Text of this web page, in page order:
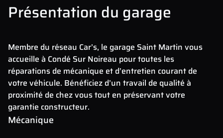
Présentation du garage
Membre du réseau Car’s, le garage Saint Martin vous
accueille à Condé Sur Noireau pour toutes les
réparations de mécanique et d’entretien courant de
votre véhicule. Bénéficiez d’un travail de qualité à
proximité de chez vous tout en préservant votre
garantie constructeur.
Mécanique